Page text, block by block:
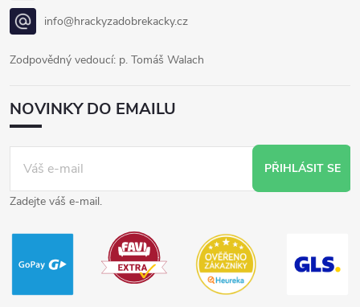
info@hrackyzadobrekacky.cz
Zodpovědný vedoucí: p. Tomáš Walach
NOVINKY DO EMAILU
PŘIHLÁSIT SE
Zadejte váš e-mail.